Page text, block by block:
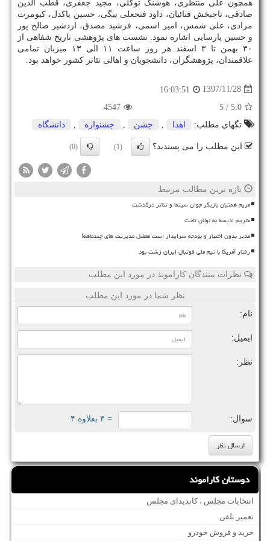
همچون علی منتظری، هوشنگ توكلی، مجید جعفری، قطب الدین
صادقی، تاجبخش فنائیان، داود فتحعلی بیگی، حسین پاكدل، كیومرث
مرادی، علی شمس، امیر اسمی، فرشید مصدق، اردشیر صالح پور
و حسین پارسایی اشاره نمود. نشست های پژوهشی تاریخ شفاهی از
۳۰ بهمن تا ۳ اسفند هر روز ساعت ۱۱ الی ۱۳ میزبان تمامی
علاقمندان، پژوهشگران، دانشجویان و اهالی تئاتر كشور خواهد بود.
1397/11/28
16:03:51
5.0
/ 5
4547
تگهای مطلب:
اهدا جشن جشنواره دانشگاه
این مطلب را می پسندید؟ (1)
(0)
تازه ترین مطالب مرتبط
مریم همتیان بازیگر جوان سینما و تئاتر درگذشت
مترجم ادیسه به نولان تاخت
مدیر بدون اختیار و بودجه سرایدار است معضل مدیریت های چندماهه!
رفتار آمریکا با تیم ملی فوتبال ایران زشت بود
نظرات بینندگان کاراموند در مورد این مطلب
نظر شما در مورد این مطلب
نام:
ایمیل:
نظر:
سوال: = ۴ بعلاوه ۴
دوستان کاراموند
انتخابات مجلس ، کاندیدای مجلس
تعمیر تلفن
خرید و فروش خودرو